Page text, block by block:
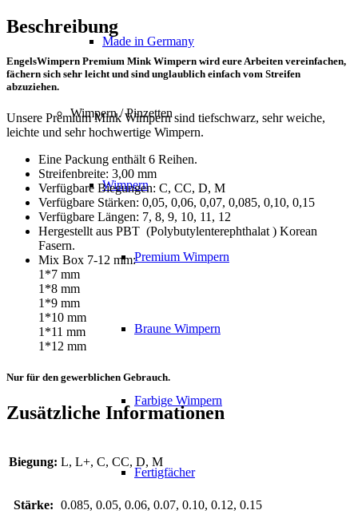
Made in Germany
Wimpern / Pinzetten
Wimpern
Premium Wimpern
Braune Wimpern
Farbige Wimpern
Fertigfächer
Beschreibung
EngelsWimpern Premium Mink Wimpern wird eure Arbeiten vereinfachen,
fächern sich sehr leicht und sind unglaublich einfach vom Streifen
abzuziehen.
Unsere Premium Mink Wimpern sind tiefschwarz, sehr weiche,
leichte und sehr hochwertige Wimpern.
Eine Packung enthält 6 Reihen.
Streifenbreite: 3,00 mm
Verfügbare Biegungen: C, CC, D, M
Verfügbare Stärken: 0,05, 0,06, 0,07, 0,085, 0,10, 0,15
Verfügbare Längen: 7, 8, 9, 10, 11, 12
Hergestellt aus PBT (Polybutylenterephthalat ) Korean
Fasern.
Mix Box 7-12 mm:
1*7 mm
1*8 mm
1*9 mm
1*10 mm
1*11 mm
1*12 mm
Nur für den gewerblichen Gebrauch.
Zusätzliche Informationen
Biegung: L, L+, C, CC, D, M
Stärke: 0.085, 0.05, 0.06, 0.07, 0.10, 0.12, 0.15